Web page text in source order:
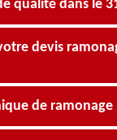
qualité dans le
devis
de